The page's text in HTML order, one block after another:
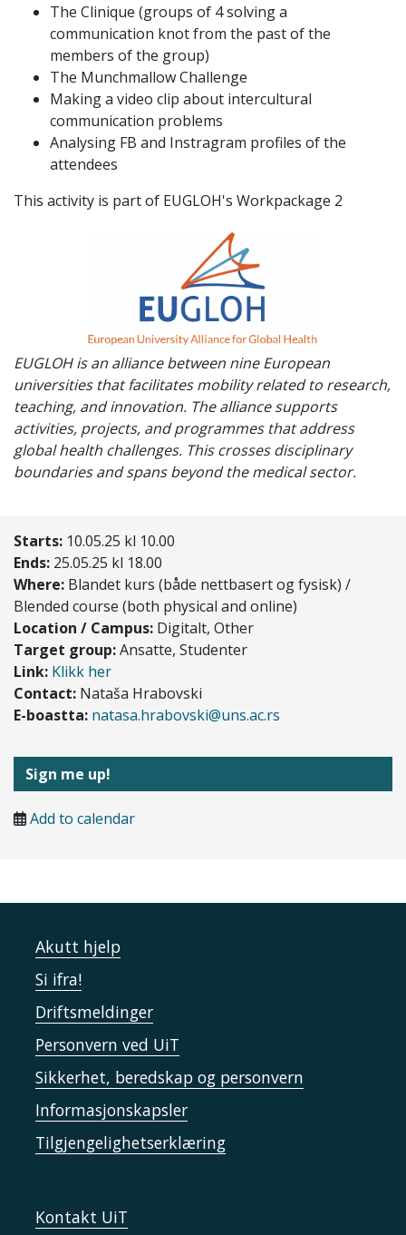
The Clinique (groups of 4 solving a
communication knot from the past of the
members of the group)
The Munchmallow Challenge
Making a video clip about intercultural
communication problems
Analysing FB and Instragram profiles of the
attendees
This activity is part of EUGLOH's Workpackage 2
EUGLOH is an alliance between nine European
universities that facilitates mobility related to research,
teaching, and innovation. The alliance supports
activities, projects, and programmes that address
global health challenges. This crosses disciplinary
boundaries and spans beyond the medical sector.
Starts: 10.05.25 kl 10.00
Ends: 25.05.25 kl 18.00
Where: Blandet kurs (både nettbasert og fysisk) /
Blended course (both physical and online)
Location / Campus: Digitalt, Other
Target group:Ansatte, Studenter
Link: Klikk her
Contact: Nataša Hrabovski
E-boastta: natasa.hrabovski@uns.ac.rs
Sign me up!
Add to calendar
Akutt hjelp
Si ifra!
Driftsmeldinger
Personvern ved UiT
Sikkerhet, beredskap og personvern
Informasjonskapsler
Tilgjengelighetserklæring
Kontakt UiT